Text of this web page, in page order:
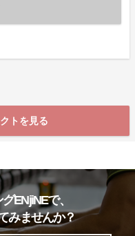
トを見る
ENjiNEで、
みませんか？